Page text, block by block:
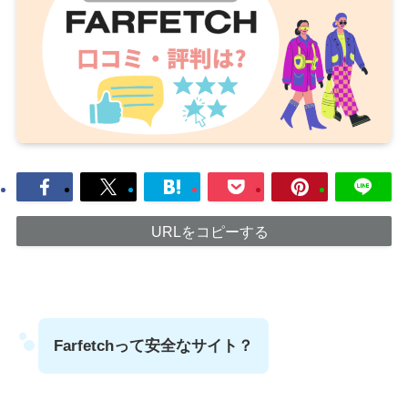
URLをコピーする
Farfetchって安全なサイト？